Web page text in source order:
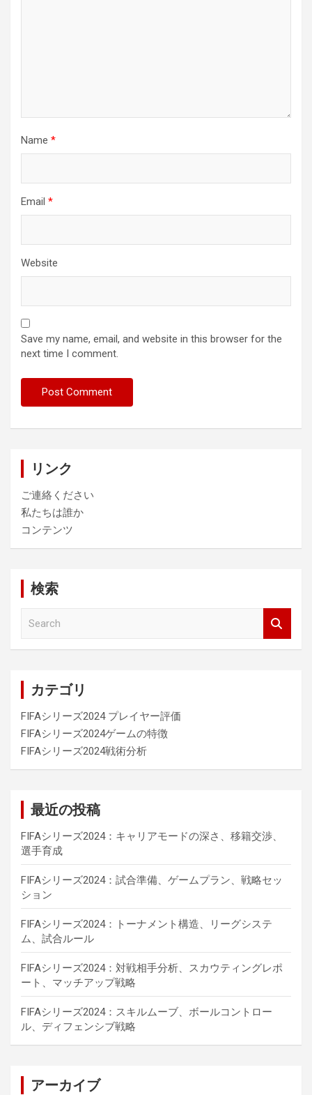
Name *
Email *
Website
Save my name, email, and website in this browser for the
next time I comment.
リンク
ご連絡ください
私たちは誰か
コンテンツ
検索
カテゴリ
FIFAシリーズ2024 プレイヤー評価
FIFAシリーズ2024ゲームの特徴
FIFAシリーズ2024戦術分析
最近の投稿
FIFAシリーズ2024：キャリアモードの深さ、移籍交渉、
選手育成
FIFAシリーズ2024：試合準備、ゲームプラン、戦略セッ
ション
FIFAシリーズ2024：トーナメント構造、リーグシステ
ム、試合ルール
FIFAシリーズ2024：対戦相手分析、スカウティングレポ
ート、マッチアップ戦略
FIFAシリーズ2024：スキルムーブ、ボールコントロー
ル、ディフェンシブ戦略
アーカイブ